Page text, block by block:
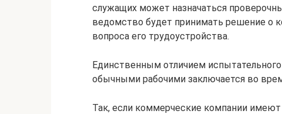
служащих может назначаться
ведомство будет принимать решение о
вопроса его трудоустройства.
Единственным отличием
обычными рабочими заключается во
Так, если коммерческие компании